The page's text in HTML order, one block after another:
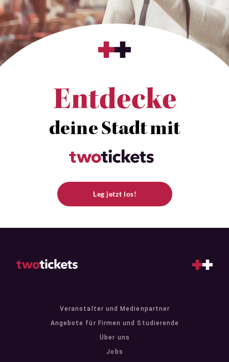
Entdecke
deine Stadt mit
Leg jetzt los!
Veranstalter und Medienpartner
Angebote für Firmen und Studierende
Über uns
Jobs